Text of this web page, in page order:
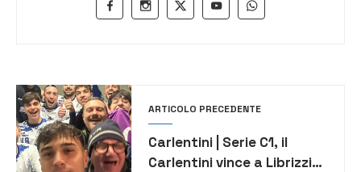
ARTICOLO PRECEDENTE
Carlentini | Serie C1, il
Carlentini vince a Librizzi